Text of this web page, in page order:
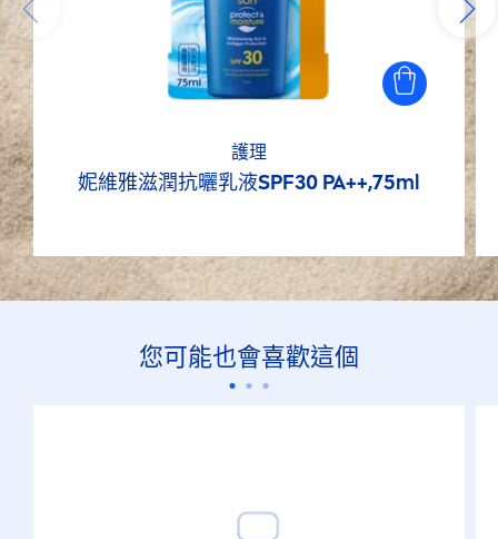
護理
妮維雅滋潤抗曬乳液SPF30 PA++,75ml
您可能也會喜歡這個